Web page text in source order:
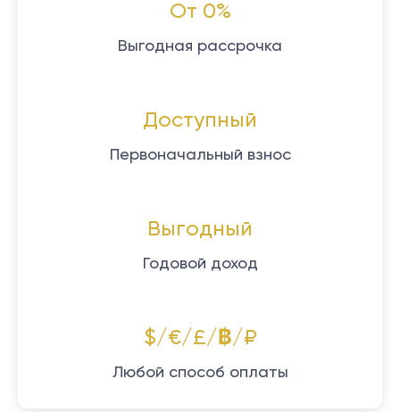
От 0%
Выгодная рассрочка
Доступный
Первоначальный взнос
Выгодный
Годовой доход
$/€/£/฿/₽
Любой способ оплаты